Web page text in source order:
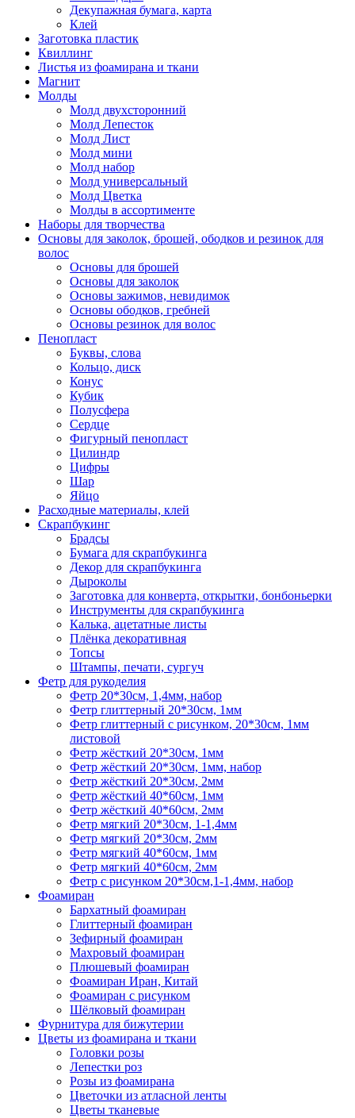
Декупажная бумага, карта
Клей
Заготовка пластик
Квиллинг
Листья из фоамирана и ткани
Магнит
Молды
Молд двухсторонний
Молд Лепесток
Молд Лист
Молд мини
Молд набор
Молд универсальный
Молд Цветка
Молды в ассортименте
Наборы для творчества
Основы для заколок, брошей, ободков и резинок для
волос
Основы для брошей
Основы для заколок
Основы зажимов, невидимок
Основы ободков, гребней
Основы резинок для волос
Пенопласт
Буквы, слова
Кольцо, диск
Конус
Кубик
Полусфера
Сердце
Фигурный пенопласт
Цилиндр
Цифры
Шар
Яйцо
Расходные материалы, клей
Скрапбукинг
Брадсы
Бумага для скрапбукинга
Декор для скрапбукинга
Дыроколы
Заготовка для конверта, открытки, бонбоньерки
Инструменты для скрапбукинга
Калька, ацетатные листы
Плёнка декоративная
Топсы
Штампы, печати, сургуч
Фетр для рукоделия
Фетр 20*30см, 1,4мм, набор
Фетр глиттерный 20*30см, 1мм
Фетр глиттерный с рисунком, 20*30см, 1мм
листовой
Фетр жёсткий 20*30см, 1мм
Фетр жёсткий 20*30см, 1мм, набор
Фетр жёсткий 20*30см, 2мм
Фетр жёсткий 40*60см, 1мм
Фетр жёсткий 40*60см, 2мм
Фетр мягкий 20*30см, 1-1,4мм
Фетр мягкий 20*30см, 2мм
Фетр мягкий 40*60см, 1мм
Фетр мягкий 40*60см, 2мм
Фетр с рисунком 20*30см,1-1,4мм, набор
Фоамиран
Бархатный фоамиран
Глиттерный фоамиран
Зефирный фоамиран
Махровый фоамиран
Плюшевый фоамиран
Фоамиран Иран, Китай
Фоамиран с рисунком
Шёлковый фоамиран
Фурнитура для бижутерии
Цветы из фоамирана и ткани
Головки розы
Лепестки роз
Розы из фоамирана
Цветочки из атласной ленты
Цветы тканевые